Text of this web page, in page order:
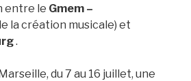
entre le Gmem –
la création musicale) et
.
du 7 au 16 juillet, une